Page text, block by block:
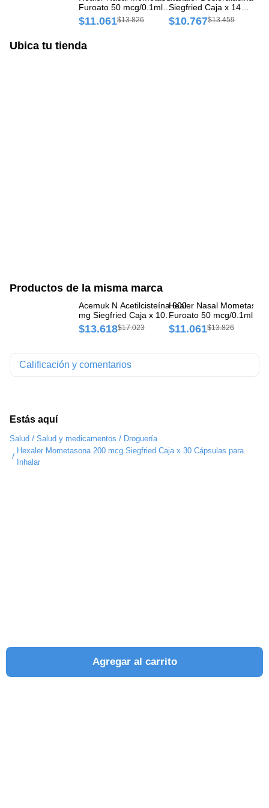
Estás aquí
Salud / Salud y medicamentos / Droguería
/
Hexaler Mometasona 200 mcg Siegfried Caja x 30 Cápsulas para
Inhalar
Furoato 50 mcg/0.1ml
Siegfried Spray Intranasal
Frasco x 120 Dosis
$11.061$13.826
Siegfried Caja x 14
Comprimidos
$10.767$13.459
Ubica tu tienda
Productos de la misma marca
Acemuk N Acetilcisteína 600
mg Siegfried Caja x 10
Comprimidos
$13.618$17.023
Healer Nasal
Furoato 50 mcg/0.1ml
Siegfried Spray Intranasal
Frasco x 120 Dosis
$11.061$13.826
Agregar al carrito
Calificación y comentarios